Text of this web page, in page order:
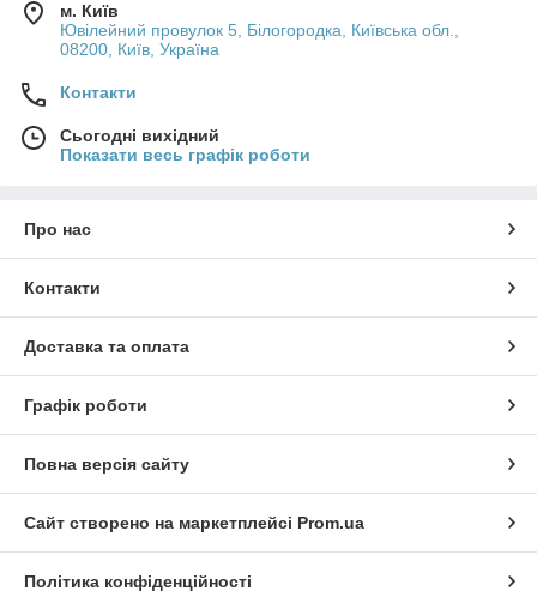
м. Київ
Ювілейний провулок 5, Білогородка, Київська обл.,
08200, Київ, Україна
Контакти
Сьогодні вихідний
Показати весь графік роботи
Про нас
Контакти
Доставка та оплата
Графік роботи
Повна версія сайту
Сайт створено на маркетплейсі Prom.ua
Політика конфіденційності